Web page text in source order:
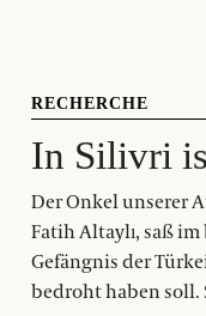
RECHERCHE
In Silivri
Der Onkel unserer
Fatih Altaylı, saß
Gefängnis der
bedroht haben soll.